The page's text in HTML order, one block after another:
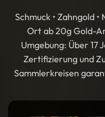
Schmuck • Zahngold
Ort ab 20g Gold-
Umgebung: Über 17
Zertifizierung und
Sammlerkreisen